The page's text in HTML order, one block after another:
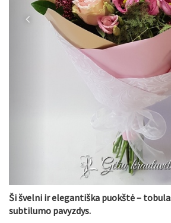
Atgal
Ši švelni ir elegantiška puokštė –
subtilumo pavyzdys.